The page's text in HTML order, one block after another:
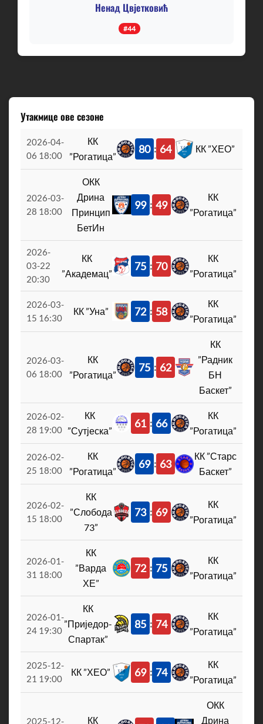
Ненад Цвјетковић
#44
Утакмице ове сезоне
2026-04-
06 18:00
КК
”Рогатица”
80 : 64 КК ”ХЕО”
2026-03-
28 18:00
ОКК
Дрина
Принцип
БетИн
99 : 49
КК
”Рогатица”
2026-
03-22
20:30
КК
”Академац”
75 : 70
КК
”Рогатица”
2026-03-
15 16:30
КК ”Уна” 72 : 58
КК
”Рогатица”
2026-03-
06 18:00
КК
”Рогатица”
75 : 62
КК
”Радник
БН
Баскет”
2026-02-
28 19:00
КК
”Сутјеска”
61 : 66
КК
”Рогатица”
2026-02-
25 18:00
КК
”Рогатица”
69 : 63
КК ”Старс
Баскет”
2026-02-
15 18:00
КК
”Слобода
73”
73 : 69
КК
”Рогатица”
2026-01-
31 18:00
КК
”Варда
ХЕ”
72 : 75
КК
”Рогатица”
2026-01-
24 19:30
КК
”Приједор-
Спартак”
85 : 74
КК
”Рогатица”
2025-12-
21 19:00
КК ”ХЕО” 69 : 74
КК
”Рогатица”
2025-12-
КК
ОКК
Дрина